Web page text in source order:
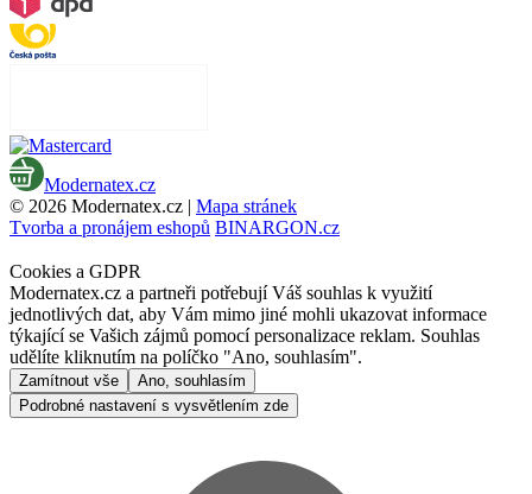
Modernatex.cz
© 2026 Modernatex.cz | Mapa stránek
Tvorba a pronájem eshopů BINARGON.cz
Cookies a GDPR
Modernatex.cz a partneři potřebují Váš souhlas k využití
jednotlivých dat, aby Vám mimo jiné mohli ukazovat informace
týkající se Vašich zájmů pomocí personalizace reklam. Souhlas
udělíte kliknutím na políčko "Ano, souhlasím".
Zamítnout vše
Ano, souhlasím
Podrobné nastavení s vysvětlením zde